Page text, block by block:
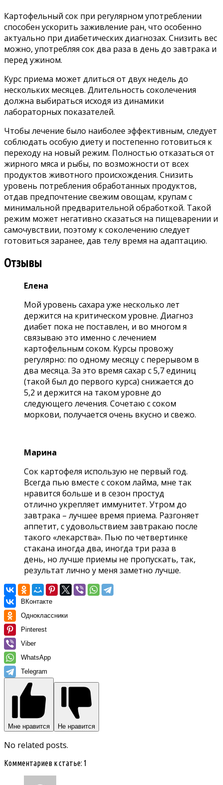
Картофельный сок при регулярном употреблении
способен ускорить заживление ран, что особенно
актуально при диабетических диагнозах. Снизить вес
можно, употребляя сок два раза в день до завтрака и
перед ужином.
Курс приема может длиться от двух недель до
нескольких месяцев. Длительность соколечения
должна выбираться исходя из динамики
лабораторных показателей.
Чтобы лечение было наиболее эффективным, следует
соблюдать особую диету и постепенно готовиться к
переходу на новый режим. Полностью отказаться от
жирного мяса и рыбы, по возможности от всех
продуктов животного происхождения. Снизить
уровень потребления обработанных продуктов,
отдав предпочтение свежим овощам, крупам с
минимальной предварительной обработкой. Такой
режим может негативно сказаться на пищеварении и
самочувствии, поэтому к соколечению следует
готовиться заранее, дав телу время на адаптацию.
Отзывы
Елена
Мой уровень сахара уже несколько лет
держится на критическом уровне. Диагноз
диабет пока не поставлен, и во многом я
связываю это именно с лечением
картофельным соком. Курсы провожу
регулярно: по одному месяцу с перерывом в
два месяца. За это время сахар с 5,7 единиц
(такой был до первого курса) снижается до
5,2 и держится на таком уровне до
следующего лечения. Сочетаю с соком
моркови, получается очень вкусно и свежо.
Марина
Сок картофеля использую не первый год.
Всегда пью вместе с соком лайма, мне так
нравится больше и в сезон простуд
отлично укрепляет иммунитет. Утром до
завтрака – лучшее время приема. Разгоняет
аппетит, с удовольствием завтракаю после
такого «лекарства». Пью по четвертинке
стакана иногда два, иногда три раза в
день, но лучше приемы не пропускать, так,
результат лично у меня заметно лучше.
ВКонтакте
Одноклассники
Pinterest
Viber
WhatsApp
Telegram
Мне нравится Не нравится
No related posts.
Комментариев к статье: 1